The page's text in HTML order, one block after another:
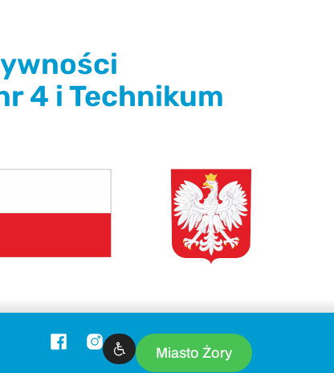
4 i Technikum
Miasto Żory